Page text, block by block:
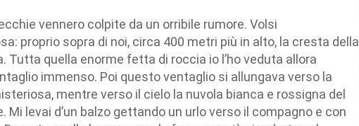
vennero colpite da un orribile rumore. Volsi
proprio sopra di noi, circa 400 metri più in alto, la cresta della
quella enorme fetta di roccia io l’ho veduta allora
immenso. Poi questo ventaglio si allungava verso la
mentre verso il cielo la nuvola bianca e rossigna del
levai d’un balzo gettando un urlo verso il compagno e con